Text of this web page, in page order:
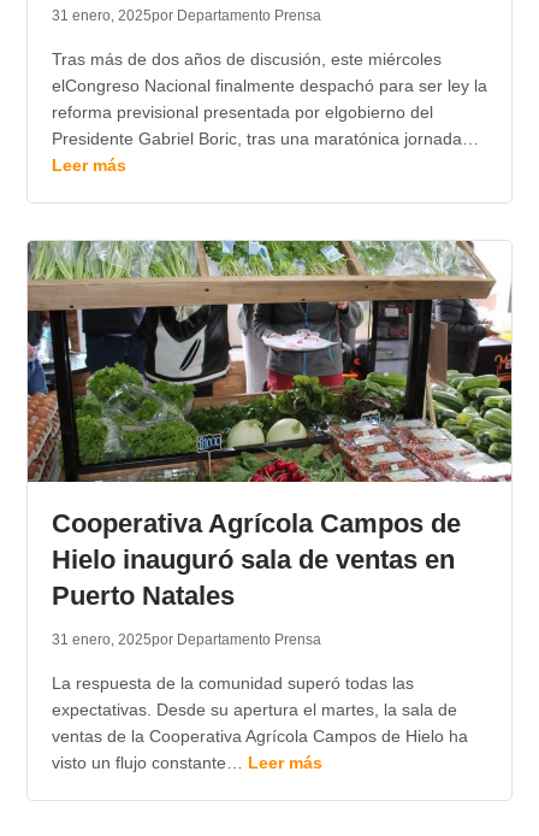
31 enero, 2025por Departamento Prensa
Tras más de dos años de discusión, este miércoles
elCongreso Nacional finalmente despachó para ser ley la
reforma previsional presentada por elgobierno del
Presidente Gabriel Boric, tras una maratónica jornada…
Leer más
Cooperativa Agrícola Campos de
Hielo inauguró sala de ventas en
Puerto Natales
31 enero, 2025por Departamento Prensa
La respuesta de la comunidad superó todas las
expectativas. Desde su apertura el martes, la sala de
ventas de la Cooperativa Agrícola Campos de Hielo ha
visto un flujo constante… Leer más